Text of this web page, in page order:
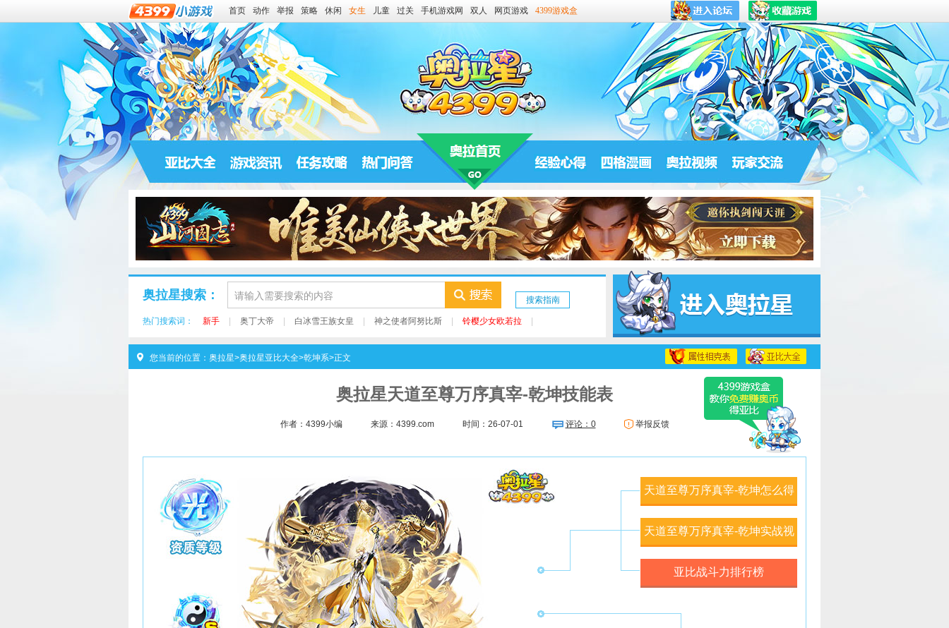
首页 动作 举报 策略 休闲 女生 儿童 过关 手机游戏网 双人 网页游戏 4399游戏盒
奥拉星搜索： 搜索指南
热门搜索词： 新手 奥丁大帝 白冰雪王族女皇 神之使者阿努比斯 铃樱少女欧若拉
您当前的位置： 奥拉星>奥拉星亚比大全>乾坤系>正文
奥拉星天道至尊万序真宰-乾坤技能表
作者： 4399小编 来源：4399.com 时间：26-07-01 评论：0 举报反馈
天道至尊万序真宰-乾坤怎么得
在哪得
天道至尊万序真宰-乾坤实战视
频
亚比战斗力排行榜